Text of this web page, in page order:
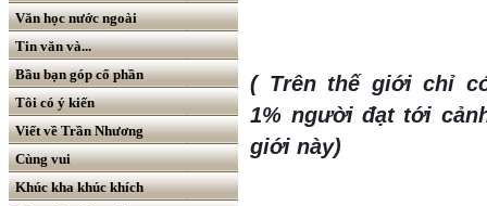
Văn học nước ngoài
Tin văn và...
Bầu bạn góp cổ phần
Tôi có ý kiến
Viết về Trần Nhương
Cùng vui
Khúc kha khúc khích
( Trên thế giới chỉ
1% người đạt tới
giới này)